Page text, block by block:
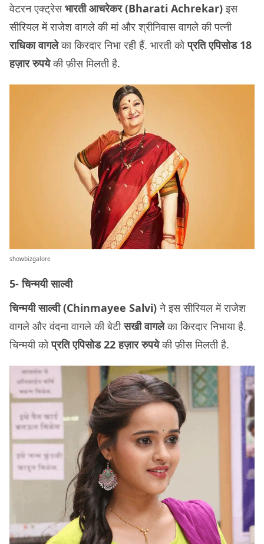
वेटरन एक्ट्रेसभारती आचरेकर (Bharati Achrekar)इस
सीरियल में राजेश वागले की मां और श्रीनिवास वागले की पत्नी
राधिका वागलेका किरदार निभा रही हैं. भारती कोप्रति एपिसोड 18
हज़ार रुपयेकी फ़ीस मिलती है.
showbizgalore
5- चिन्मयी साल्वी
चिन्मयी साल्वी (Chinmayee Salvi)ने इस सीरियल में राजेश
वागले और वंदना वागले की बेटीसखी वागलेका किरदार निभाया है.
चिन्मयी कोप्रति एपिसोड 22 हज़ार रुपयेकी फ़ीस मिलती है.